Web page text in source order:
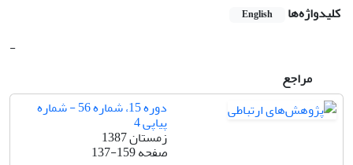
کلیدواژه‌ها English
-
مراجع
دوره 15، شماره 56 - شماره
پیاپی 4
زمستان 1387
صفحه137-159